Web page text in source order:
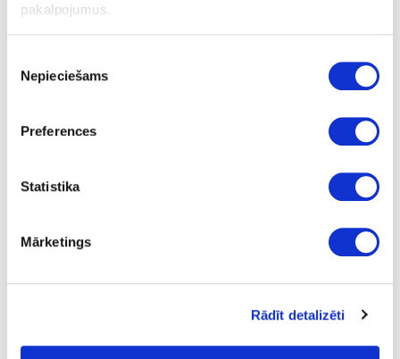
pakalpojumus.
izvēle
Nepieciešams
Preferences
Statistika
Mārketings
Rādīt detalizēti